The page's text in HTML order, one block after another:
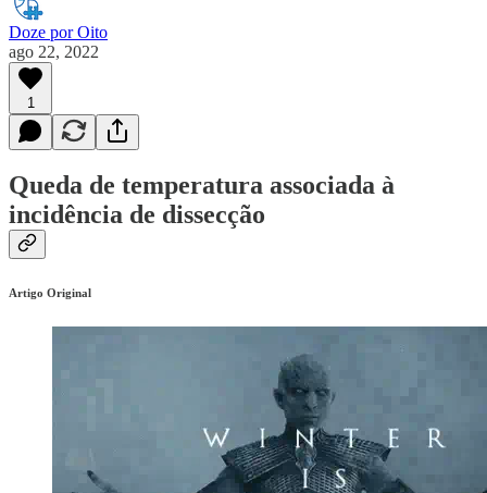
Doze por Oito
ago 22, 2022
1
Queda de temperatura associada à
incidência de dissecção
Artigo Original